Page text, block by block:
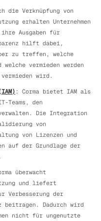
die Verknüpfung von
erhalten Unternehmen
Ausgaben für
hilft dabei,
zu treffen, welche
vermieden werden
vermieden wird.
: Corma bietet IAM als
Teams, den
Die Integration
von
von Lizenzen und
auf der Grundlage der
überwacht
und liefert
der
Dadurch wird
nicht für ungenutzte